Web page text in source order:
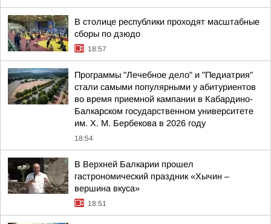
В столице республики проходят масштабные
сборы по дзюдо
18:57
Программы "Лечебное дело" и "Педиатрия"
стали самыми популярными у абитуриентов
во время приемной кампании в Кабардино-
Балкарском государственном университете
им. Х. М. Бербекова в 2026 году
18:54
В Верхней Балкарии прошел
гастрономический праздник «Хычин –
вершина вкуса»
18:51